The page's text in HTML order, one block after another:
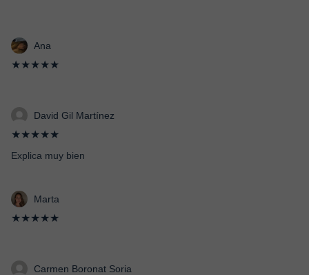
Ana
★★★★★
David Gil Martínez
★★★★★
Explica muy bien
Marta
★★★★★
Carmen Boronat Soria